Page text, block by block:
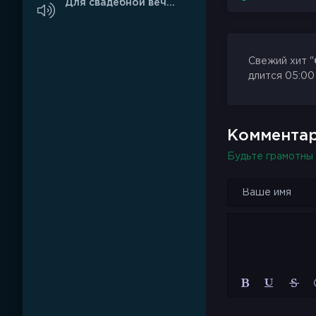
Свежий хит "
длится
Будьте
Для свадебной вечеринки